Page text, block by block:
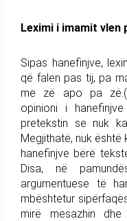
Leximi i imamit vlen
Sipas hanefinjve,
që falen pas tij, pa
me zë apo pa
opinioni i
pretekstin se nuk
Megjithatë, nuk është
hanefinjve bërë
Disa, në
argumentuese të
mbështetur
mirë mesazhin